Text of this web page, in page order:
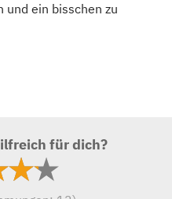
und ein bisschen zu
für dich?